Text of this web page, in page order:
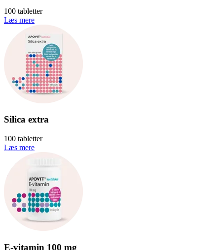
100 tabletter
Læs mere
Silica extra
100 tabletter
Læs mere
E-vitamin 100 mg